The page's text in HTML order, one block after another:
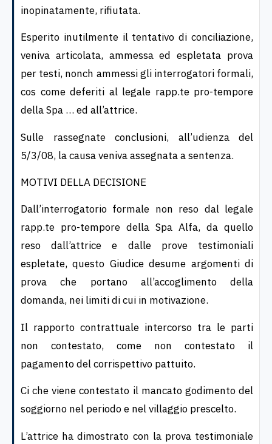
inopinatamente, rifiutata.
Esperito inutilmente il tentativo di conciliazione,
veniva articolata, ammessa ed espletata prova
per testi, nonch ammessi gli interrogatori formali,
cos come deferiti al legale rapp.te pro-tempore
della Spa … ed all’attrice.
Sulle rassegnate conclusioni, all’udienza del
5/3/08, la causa veniva assegnata a sentenza.
MOTIVI DELLA DECISIONE
Dall’interrogatorio formale non reso dal legale
rapp.te pro-tempore della Spa Alfa, da quello
reso dall’attrice e dalle prove testimoniali
espletate, questo Giudice desume argomenti di
prova che portano all’accoglimento della
domanda, nei limiti di cui in motivazione.
Il rapporto contrattuale intercorso tra le parti
non contestato, come non contestato il
pagamento del corrispettivo pattuito.
Ci che viene contestato il mancato godimento del
soggiorno nel periodo e nel villaggio prescelto.
L’attrice ha dimostrato con la prova testimoniale